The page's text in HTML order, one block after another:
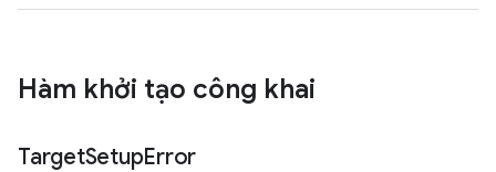
Hàm khởi tạo công khai
TargetSetupError